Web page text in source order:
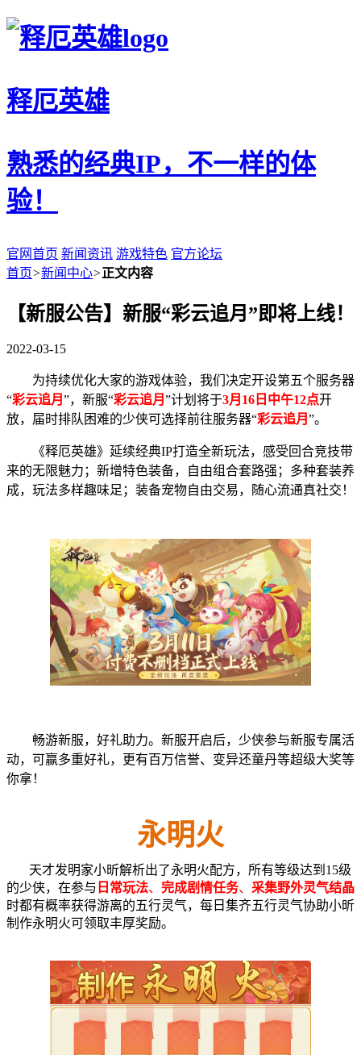
释厄英雄
熟悉的经典IP，不一样的体
验！
官网首页 新闻资讯 游戏特色 官方论坛
首页>新闻中心>正文内容
【新服公告】新服“彩云追月”即将上线！
2022-03-15
为持续优化大家的游戏体验，我们决定开设第五个服务器
“彩云追月 ”，新服“彩云追月 ”计划将于3月16日中午12点开
放，届时排队困难的少侠可选择前往服务器“彩云追月 ”。
《释厄英雄》延续经典IP打造全新玩法，感受回合竞技带
来的无限魅力；新增特色装备，自由组合套路强；多种套装养
成，玩法多样趣味足；装备宠物自由交易，随心流通真社交！
畅游新服，好礼助力。新服开启后，少侠参与新服专属活
动，可赢多重好礼，更有百万信誉、变异还童丹等超级大奖等
你拿！
永明火
天才发明家小昕解析出了永明火配方，所有等级达到15级
的少侠，在参与 日常玩法、 完成剧情任务、 采集野外灵气结晶
时都有概率获得游离的五行灵气，每日集齐五行灵气协助小昕
制作永明火可领取丰厚奖励。